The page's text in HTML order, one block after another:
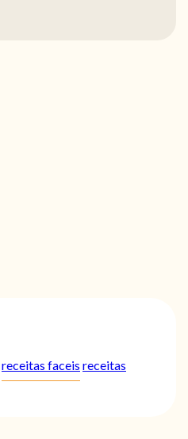
receitas faceis receitas